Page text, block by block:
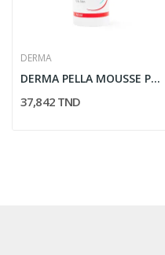
DERMA
DERMA PELLA MOUSSE PEAUX GRASSE 150ML
37,842 TND